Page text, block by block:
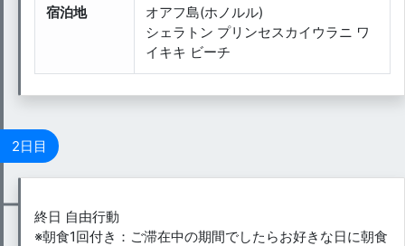
宿泊地
オアフ島(ホノルル)
シェラトン プリンセスカイウラニ ワ
イキキ ビーチ
2日目
終日 自由行動
※朝食1回付き：ご滞在中の期間でしたらお好きな日に朝食